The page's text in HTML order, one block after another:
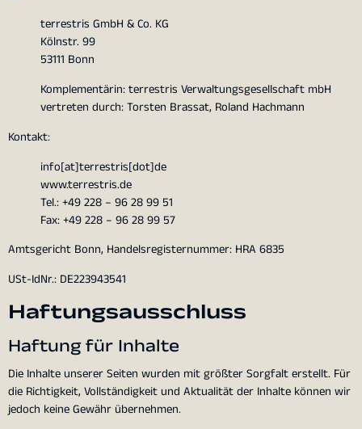
terrestris GmbH & Co. KG
Kölnstr. 99
53111 Bonn
Komplementärin: terrestris Verwaltungsgesellschaft mbH
vertreten durch: Torsten Brassat, Roland Hachmann
Kontakt:
info[at]terrestris[dot]de
www.terrestris.de
Tel.: +49 228 – 96 28 99 51
Fax: +49 228 – 96 28 99 57
Amtsgericht Bonn, Handelsregisternummer: HRA 6835
USt-IdNr.: DE223943541
Haftungsausschluss
Haftung für Inhalte
Die Inhalte unserer Seiten wurden mit größter Sorgfalt erstellt. Für
die Richtigkeit, Vollständigkeit und Aktualität der Inhalte können wir
jedoch keine Gewähr übernehmen.